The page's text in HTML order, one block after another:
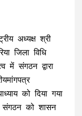
अध्यक्ष श्री
जिला विधि
में संगठन द्वारा
को दिया गया
को शासन